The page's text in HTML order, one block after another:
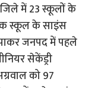
जिले में 23 स्कूलों के
स्कूल के साइंस
जनपद में पहले
सेकेंड्री
को 97